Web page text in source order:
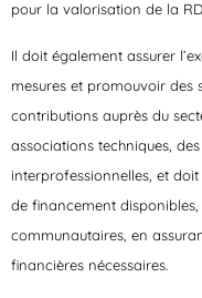
pour la valorisation de la
Il doit également assurer
mesures et promouvoir des
contributions auprès du
associations techniques,
interprofessionnelles, et
de financement
communautaires, en
financières nécessaires.